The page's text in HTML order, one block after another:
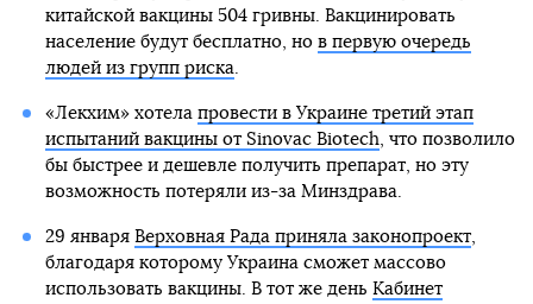
китайской вакцины 504 гривны. Вакцинировать
население будут бесплатно, но в первую очередь
людей из групп риска
«Лекхим» хотела провести в Украине третий этап
испытаний вакцины от Sinovac Biotech , что позволило
бы быстрее и дешевле получить препарат, но эту
возможность потеряли из-за Минздрава.
29 января Верховная Рада приняла законопроект,
благодаря которому Украина сможет массово
использовать вакцины. В тот же день Кабинет